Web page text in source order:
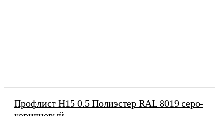
Профлист Н15 0.5 Полиэстер RAL 8019 серо-